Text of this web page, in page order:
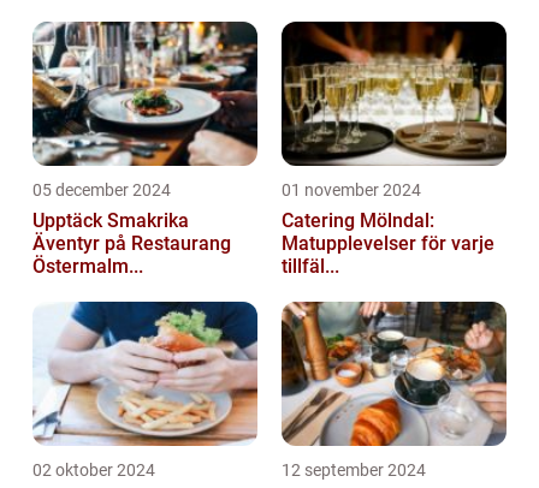
05 december 2024
Upptäck Smakrika
Äventyr på Restaurang
Östermalm...
01 november 2024
Catering Mölndal:
Matupplevelser för varje
tillfäl...
02 oktober 2024 12 september 2024